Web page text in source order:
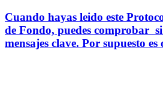
Cuando hayas leido este
de Fondo, puedes comprobar
mensajes clave. Por supuesto